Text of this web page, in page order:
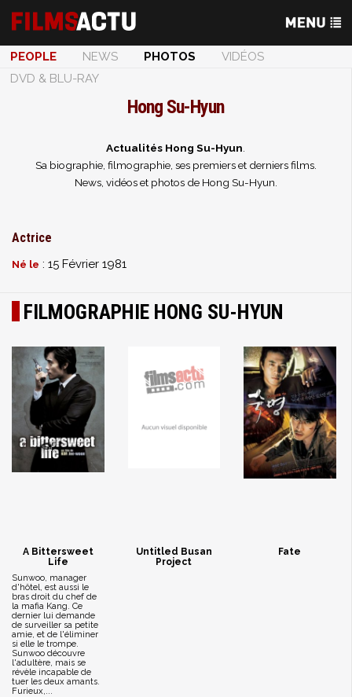
PEOPLE NEWS PHOTOS
VIDÉOS
DVD & BLU-RAY
Hong Su-Hyun
Actualités Hong Su-Hyun
Sa biographie, filmographie, ses premiers et derniers films.
News, vidéos et photos de Hong Su-Hyun.
Actrice
Né le : 15 Février 1981
FILMOGRAPHIE HONG SU-HYUN
A Bittersweet
Life
Sunwoo, manager
d'hôtel, est aussi le
bras droit du chef de
la mafia Kang. Ce
dernier lui demande
de surveiller sa petite
amie, et de l'éliminer
si elle le trompe.
Sunwoo découvre
l'adultère, mais se
révèle incapable de
tuer les deux amants.
Furieux,...
Untitled Busan
Project
Fate